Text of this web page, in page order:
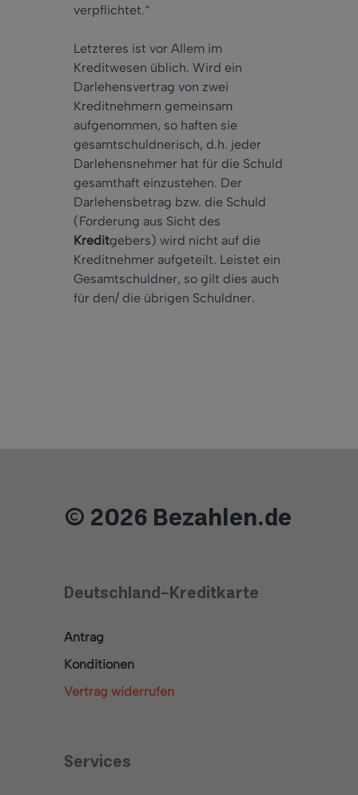
verpflichtet.“
Letzteres ist vor Allem im
Kreditwesen üblich. Wird ein
Darlehensvertrag von zwei
Kreditnehmern gemeinsam
aufgenommen, so haften sie
gesamtschuldnerisch, d.h. jeder
Darlehensnehmer hat für die Schuld
gesamthaft einzustehen. Der
Darlehensbetrag bzw. die Schuld
(Forderung aus Sicht des
Kreditgebers) wird nicht auf die
Kreditnehmer aufgeteilt. Leistet ein
Gesamtschuldner, so gilt dies auch
für den/ die übrigen Schuldner.
© 2026 Bezahlen.de
Deutschland-Kreditkarte
Antrag
Konditionen
Vertrag widerrufen
Services